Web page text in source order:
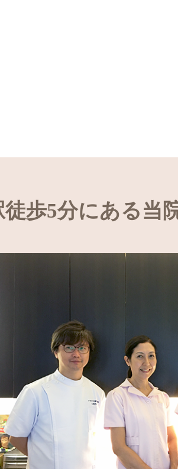
徒歩5分にある当